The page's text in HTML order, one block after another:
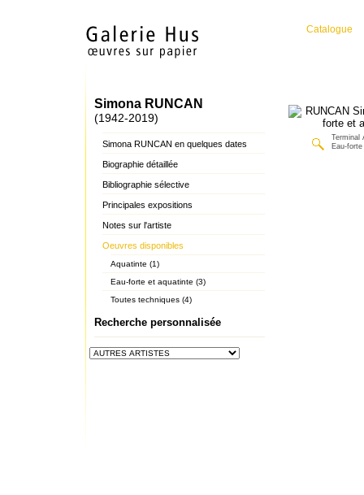
Catalogue
Simona RUNCAN
(1942-2019)
Simona RUNCAN en quelques dates
Biographie détaillée
Bibliographie sélective
Principales expositions
Notes sur l'artiste
Oeuvres disponibles
Aquatinte (1)
Eau-forte et aquatinte (3)
Toutes techniques (4)
Recherche personnalisée
Terminal
Eau-